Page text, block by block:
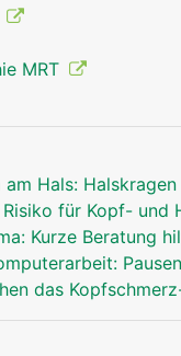
MRT
Hals:
für Kopf- und
Kurze Beratung
das